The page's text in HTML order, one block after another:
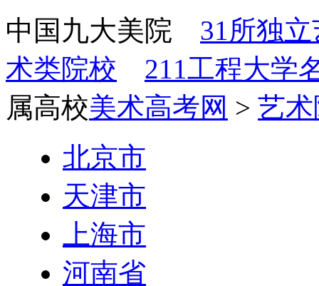
中国九大美院 31所独
术类院校
211工程大学
属高校美术高考网 > 艺
北京市
天津市
上海市
河南省